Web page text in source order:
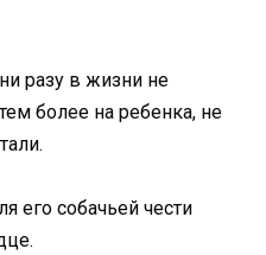
разу в жизни не
более на ребенка, не
его собачьей чести